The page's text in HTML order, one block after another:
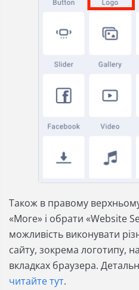
Також в правому
«More» і обрати «Website
можливість виконувати
сайту, зокрема логотипу,
вкладках браузера.
читайте тут.